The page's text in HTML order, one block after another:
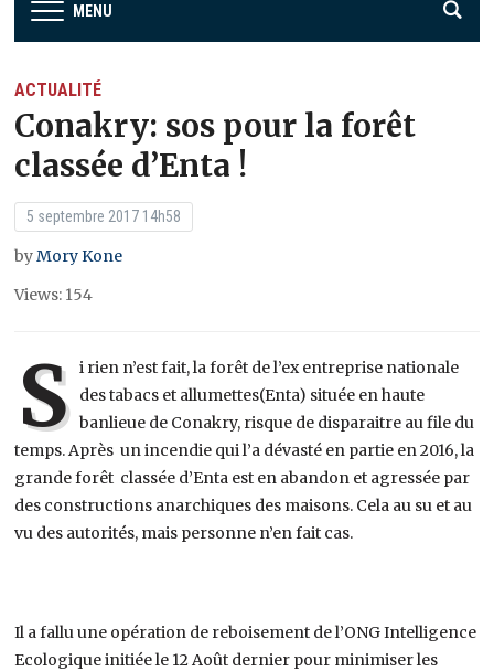
MENU
ACTUALITÉ
Conakry: sos pour la forêt
classée d’Enta !
5 septembre 2017 14h58
byMory Kone
Views: 154
S i rien n’est fait, la forêt de l’ex entreprise nationale
des tabacs et allumettes(Enta) située en haute
banlieue de Conakry, risque de disparaitre au file du
temps. Après un incendie qui l’a dévasté en partie en 2016, la
grande forêt classée d’Enta est en abandon et agressée par
des constructions anarchiques des maisons. Cela au su et au
vu des autorités, mais personne n’en fait cas.
Il a fallu une opération de reboisement de l’ONG Intelligence
Ecologique initiée le 12 Août dernier pour minimiser les